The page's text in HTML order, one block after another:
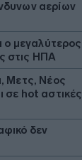
αερίων
ο μεγαλύτερος
στις ΗΠΑ
Μετς, Νέος
σε hot αστικές
δεν